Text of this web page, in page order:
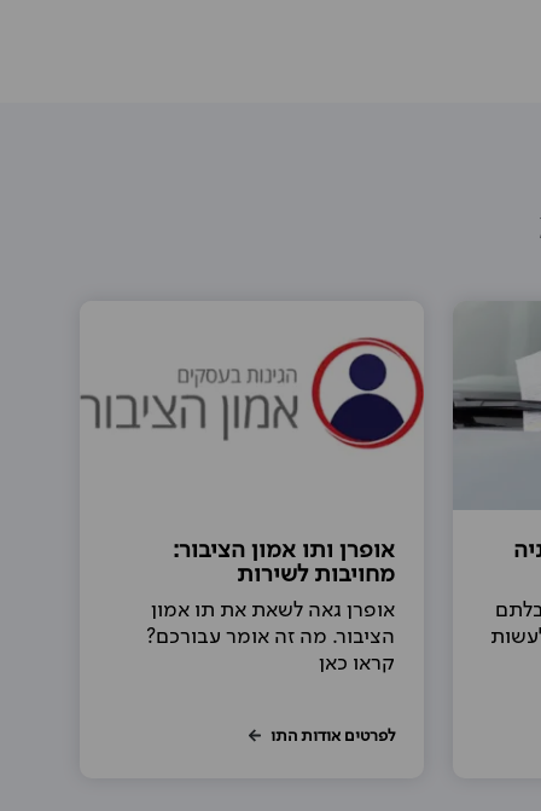
אופרן ותו אמון הציבור:
מחויבות לשירות
אופרן גאה לשאת את תו אמון
הציבור. מה זה אומר עבורכם?
קראו כאן
לפרטים אודות התו